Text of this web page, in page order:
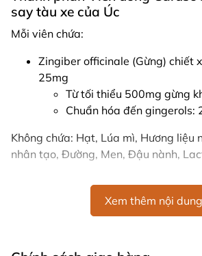
say tàu xe của Úc
Mỗi viên chứa:
Zingiber officinale (Gừng) chiết
25mg
Từ tối thiểu 500mg gừng
Chuẩn hóa đến gingerols:
Không chứa: Hạt, Lúa mì, Hương liệu
nhân tạo, Đường, Men, Đậu nành,
Hướng dẫn sử dụng Viên uống
Đối với buồn nôn và say tàu xe:
lần/ngày. Trẻ em từ 6-12 tuổi
Xem thêm nội dung